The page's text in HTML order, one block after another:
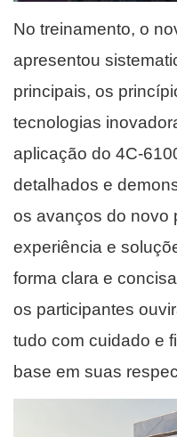
No treinamento, o
apresentou
principais, os
tecnologias
aplicação do 4C-
detalhados e
os avanços do novo
experiência e
forma clara e
os participantes
tudo com cuidado e
base em suas